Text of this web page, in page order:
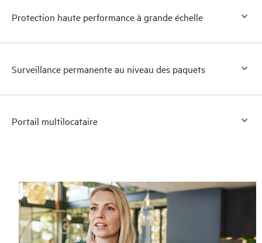
Protection haute performance à grande échelle
Surveillance permanente au niveau des paquets
Portail multilocataire